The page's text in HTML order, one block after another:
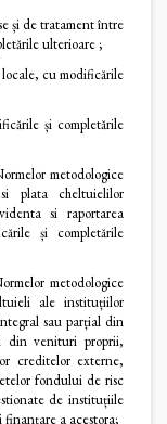
și de tratament între
ulterioare ;
cu modificările
și completările
metodologice
plata cheltuielilor
si raportarea
și completările
metodologice
ale instituțiilor
sau parțial din
din venituri proprii,
creditelor externe,
fondului de risc
de instituțiile
a acestora;